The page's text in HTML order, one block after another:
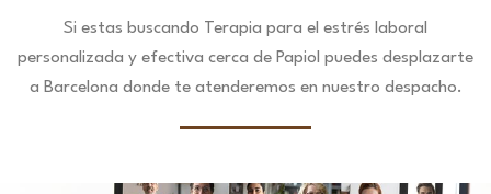
Si estas buscando Terapia para el estrés laboral
personalizada y efectiva cerca de Papiol puedes desplazarte
a Barcelona donde te atenderemos en nuestro despacho.